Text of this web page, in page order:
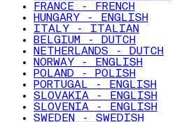
FRANCE - FRENCH
HUNGARY - ENGLISH
ITALY - ITALIAN
BELGIUM - DUTCH
NETHERLANDS - DUTCH
NORWAY - ENGLISH
POLAND - POLISH
PORTUGAL - ENGLISH
SLOVAKIA - ENGLISH
SLOVENIA - ENGLISH
SWEDEN - SWEDISH